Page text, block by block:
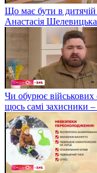
Що має бути в дитячій
Анастасія Шелевицька
Чи обурює військових
щось самі захисники